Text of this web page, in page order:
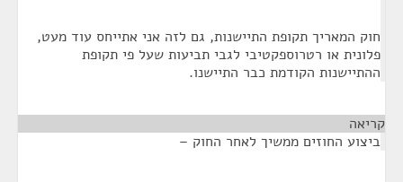
חוק המאריך תקופת התיישנות, גם לזה אני אתייחס עוד מעט,
פלונית או רטרוספקטיבי לגבי תביעות שעל פי תקופת
ההתיישנות הקודמת כבר התיישנו.
קריאה
ביצוע החוזים ממשיך לאחר החוק –